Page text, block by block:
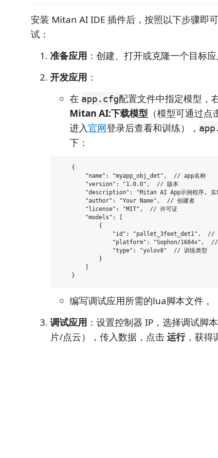
安装 Mitan AI IDE 插件后，按照以下步骤即
试：
准备应用 ：创建、打开或克隆一个目标
开发应用 ：
在 app.cfg配置文件中指定模型，
Mitan AI:下载模型 （模型可通过
进入官网登录后查看和训练），
下：
    {
        "name": "myapp_obj_det",  // app名称
        "version": "1.0.0",  // 版本
"description": "Mitan AI App示例程序, 实
        "author": "Your Name",  // 创建者
        "license": "MIT",  // 许可证
        "models": [
            {
"id": "pallet_3feet_det1",  //
"platform": "Sophon/1684x",  //
                "type": "yolov8"  // 训练类型
            }
        ]
编写调试应用所需的lua脚本文件 。
调试应用 ：设置控制器 IP，选择调试脚
片/点云），传入数据，点击运行，获得